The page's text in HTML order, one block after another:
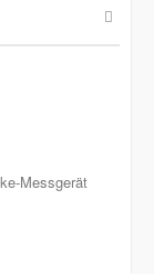
Messgerät